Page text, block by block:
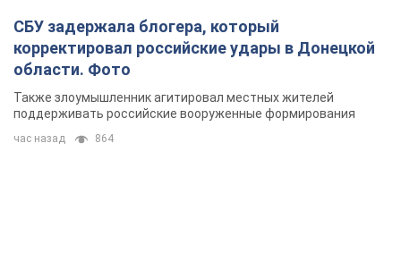
СБУ задержала блогера, который
корректировал российские удары в Донецкой
области. Фото
Также злоумышленник агитировал местных жителей
поддерживать российские вооруженные формирования
час назад 864